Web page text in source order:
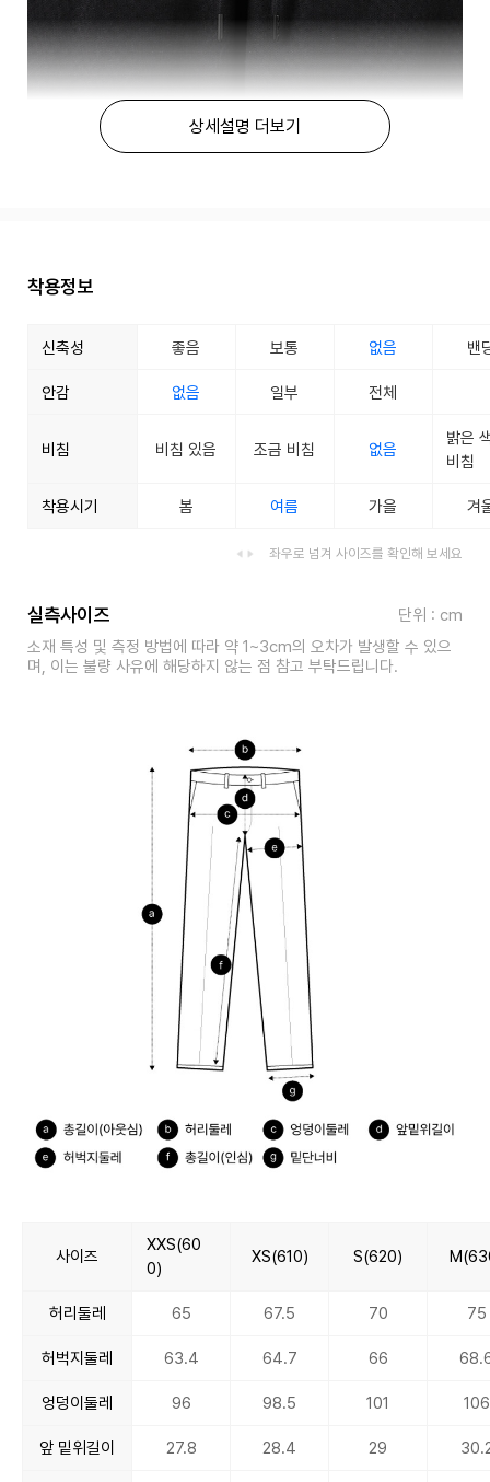
상세설명 더보기
착용정보
신축성 좋음 보통 없음 밴
안감 없음 일부 전체
비침 비침 있음 조금 비침 없음
밝은
비침
착용시기 봄 여름 가을 겨
좌우로 넘겨 사이즈를 확인해 보세요
실측사이즈
단위 : cm
소재 특성 및 측정 방법에 따라 약 1~3cm의 오차가 발생할 수 있으
며, 이는 불량 사유에 해당하지 않는 점 참고 부탁드립니다.
사이즈
XXS(60
0)
XS(610) S(620)
허리둘레 65 67.5 70 75
허벅지둘레 63.4 64.7 66
엉덩이둘레 96 98.5 101 106
앞 밑위길이 27.8 28.4 29